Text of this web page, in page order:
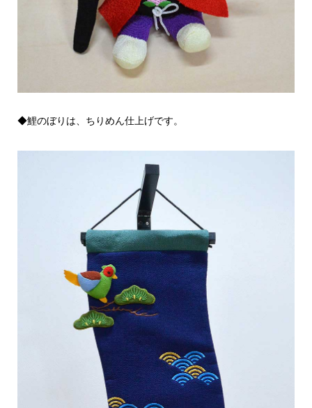
◆鯉のぼりは、ちりめん仕上げです。